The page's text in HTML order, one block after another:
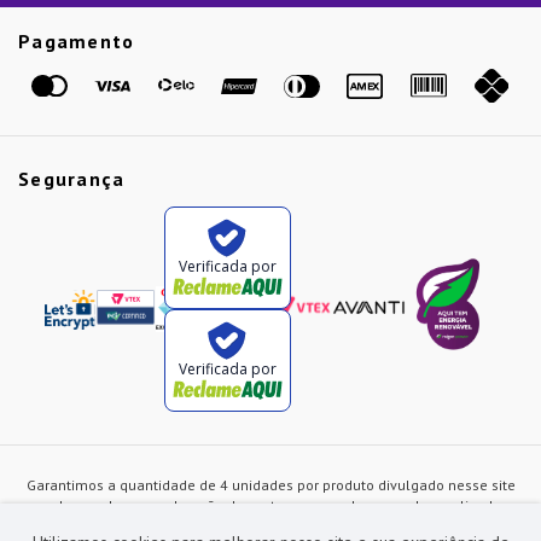
Pagamento
Segurança
Verificada por
Verificada por
Garantimos a quantidade de 4 unidades por produto divulgado nesse site
ou de acordo com a duração dos estoques, sendo as vendas realizadas